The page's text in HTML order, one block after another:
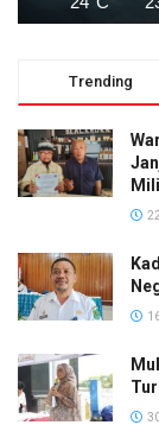
Trending